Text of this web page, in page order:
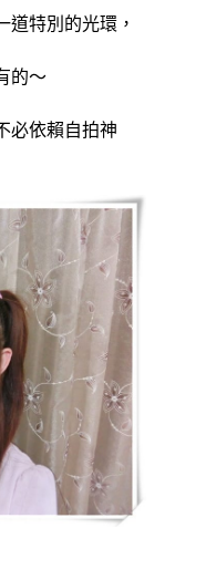
道特別的光環，
的～
必依賴自拍神